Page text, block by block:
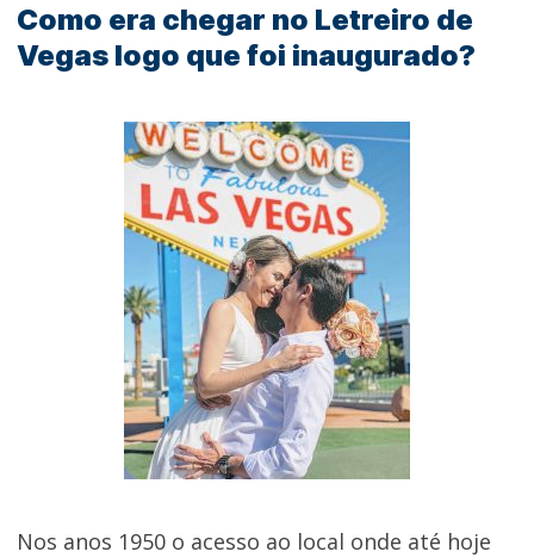
Como era chegar no Letreiro de
Vegas logo que foi inaugurado?
Nos anos 1950 o acesso ao local onde até hoje